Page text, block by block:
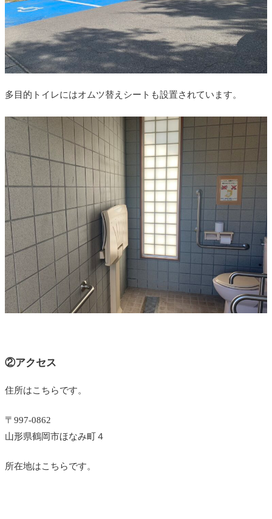
多目的トイレにはオムツ替えシートも設置されています。
②アクセス
住所はこちらです。
〒997-0862
山形県鶴岡市ほなみ町４
所在地はこちらです。